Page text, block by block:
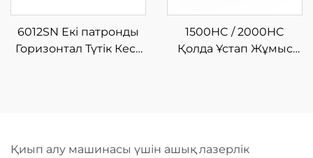
6012SN Екі патронды
Горизонтал Түтік Кесу
1500HC / 2000HC
Қолда Ұстап Жұмыс
Қиып алу машинасы үшін ашық лазерлік